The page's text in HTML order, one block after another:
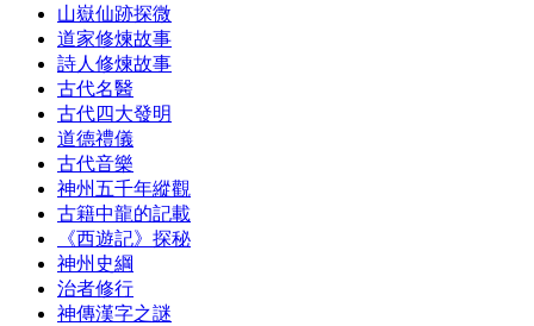
山嶽仙跡探微
道家修煉故事
詩人修煉故事
古代名醫
古代四大發明
道德禮儀
古代音樂
神州五千年縱觀
古籍中龍的記載
《西遊記》探秘
神州史綱
治者修行
神傳漢字之謎